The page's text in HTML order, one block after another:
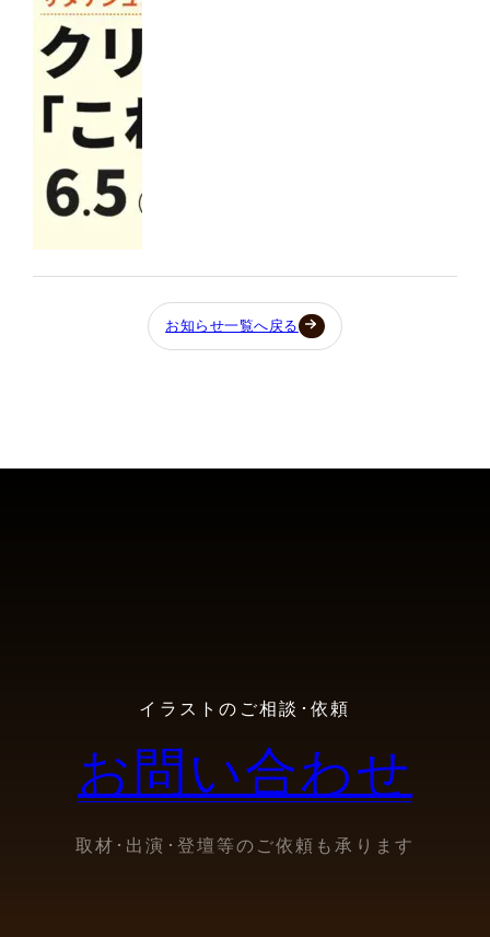
お知らせ一覧へ戻る
イラストのご相談･依頼
お問い合わせ
取材･出演･登壇等のご依頼も承ります